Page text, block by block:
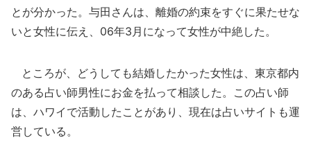
とが分かった。与田さんは、離婚の約束をすぐに果たせな
いと女性に伝え、06年3月になって女性が中絶した。
ところが、どうしても結婚したかった女性は、東京都内
のある占い師男性にお金を払って相談した。この占い師
は、ハワイで活動したことがあり、現在は占いサイトも運
営している。